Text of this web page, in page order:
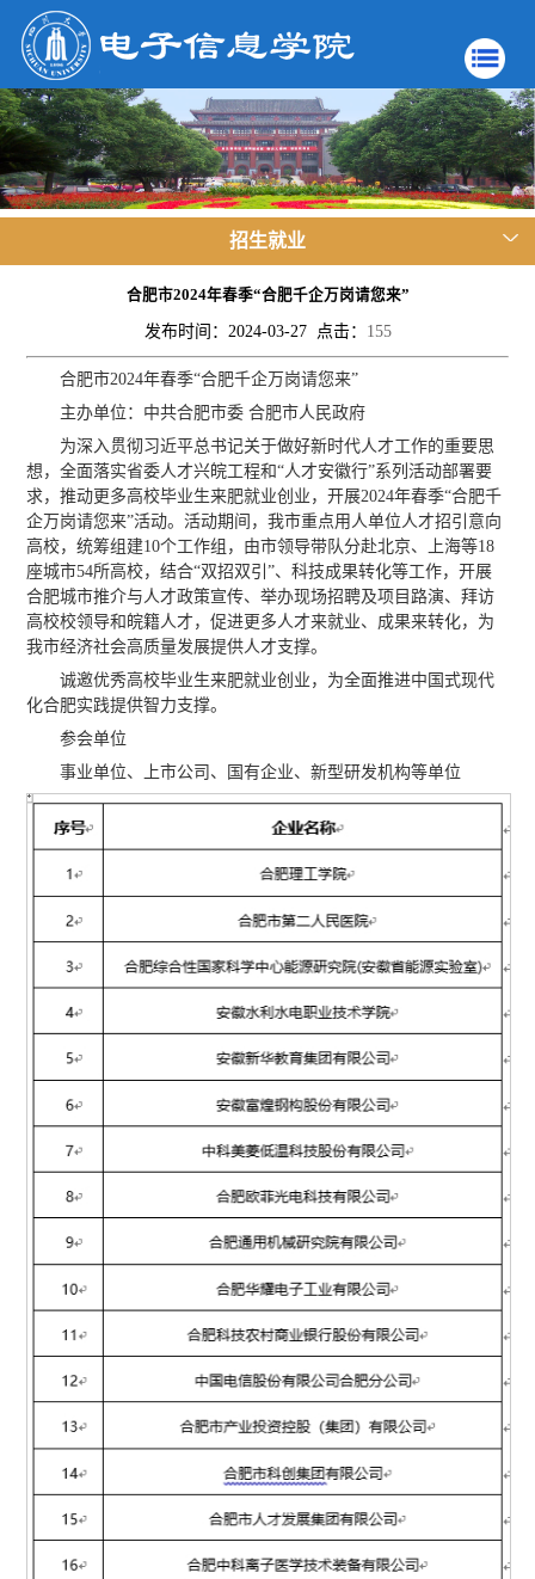
招生就业
合肥市2024年春季“合肥千企万岗请您来”
发布时间：2024-03-27 点击： 155
合肥市2024年春季“合肥千企万岗请您来”
主办单位：中共合肥市委 合肥市人民政府
为深入贯彻习近平总书记关于做好新时代人才工作的重要思
想，全面落实省委人才兴皖工程和“人才安徽行”系列活动部署要
求，推动更多高校毕业生来肥就业创业，开展2024年春季“合肥千
企万岗请您来”活动。活动期间，我市重点用人单位人才招引意向
高校，统筹组建10个工作组，由市领导带队分赴北京、上海等18
座城市54所高校，结合“双招双引”、科技成果转化等工作，开展
合肥城市推介与人才政策宣传、举办现场招聘及项目路演、拜访
高校校领导和皖籍人才，促进更多人才来就业、成果来转化，为
我市经济社会高质量发展提供人才支撑。
诚邀优秀高校毕业生来肥就业创业，为全面推进中国式现代
化合肥实践提供智力支撑。
参会单位
事业单位、上市公司、国有企业、新型研发机构等单位